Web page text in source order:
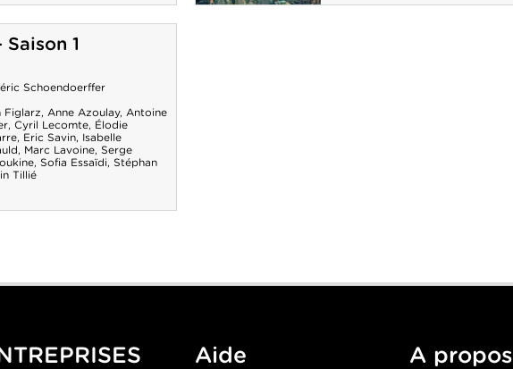
1
Schoendoerffer
Figlarz, Anne Azoulay, Antoine
, Cyril Lecomte, Élodie
, Eric Savin, Isabelle
, Marc Lavoine, Serge
, Sofia Essaïdi, Stéphan
Tillié
Aide A propos